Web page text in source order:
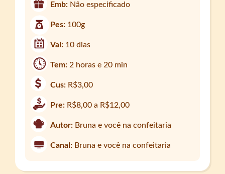
Emb: Não especificado
Pes: 100g
Val: 10 dias
Tem:2 horas e 20 min
Cus: R$3,00
Pre: R$8,00 a R$12,00
Autor: Bruna e você na confeitaria
Canal: Bruna e você na confeitaria